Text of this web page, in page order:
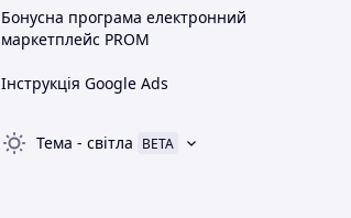
Бонусна програма електронний
маркетплейс PROM
Інструкція Google Ads
Тема - світла BETA